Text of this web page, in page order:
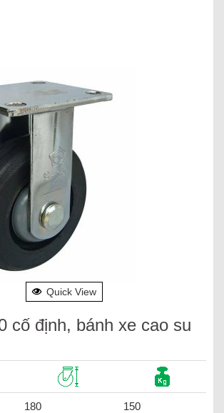
Quick View
cố định, bánh xe cao su
180 150